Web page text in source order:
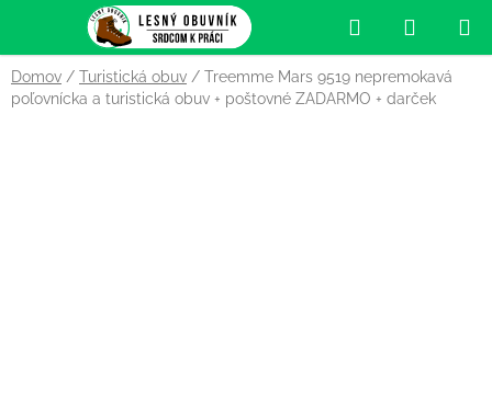
obsah
Hľadať
KOŠÍK
Domov / Turistická obuv / Treemme Mars 9519 nepremokavá
poľovnícka a turistická obuv + poštovné ZADARMO + darček